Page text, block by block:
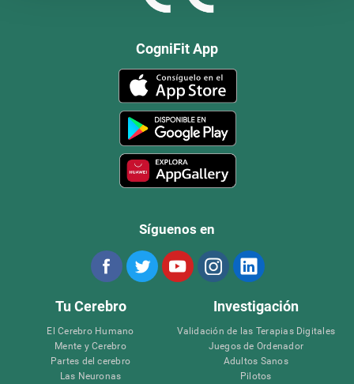
CogniFit App
Síguenos en
Tu Cerebro
El Cerebro Humano
Mente y Cerebro
Partes del cerebro
Las Neuronas
Investigación
Validación de las Terapias Digitales
Juegos de Ordenador
Adultos Sanos
Pilotos